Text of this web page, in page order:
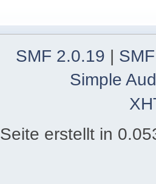
SMF 2.0.19 |
Simple
Seite erstellt in